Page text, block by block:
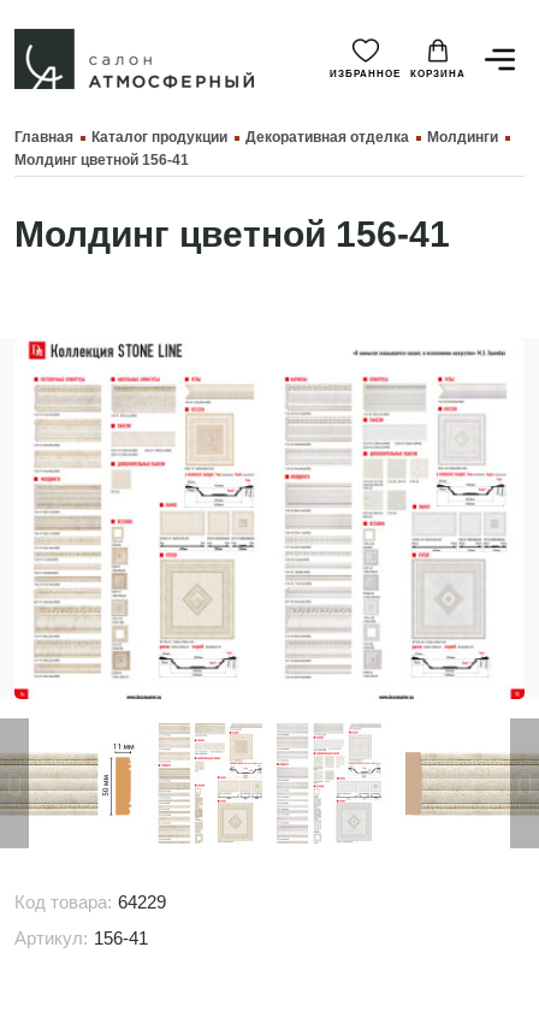
ИЗБРАННОЕ КОРЗИНА
Главная Каталог продукции Декоративная отделка
Молдинги
Молдинг цветной 156-41
Молдинг цветной 156-41
Код товара: 64229
Артикул: 156-41